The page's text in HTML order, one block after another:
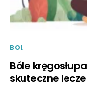
BOL
Bóle
skuteczne